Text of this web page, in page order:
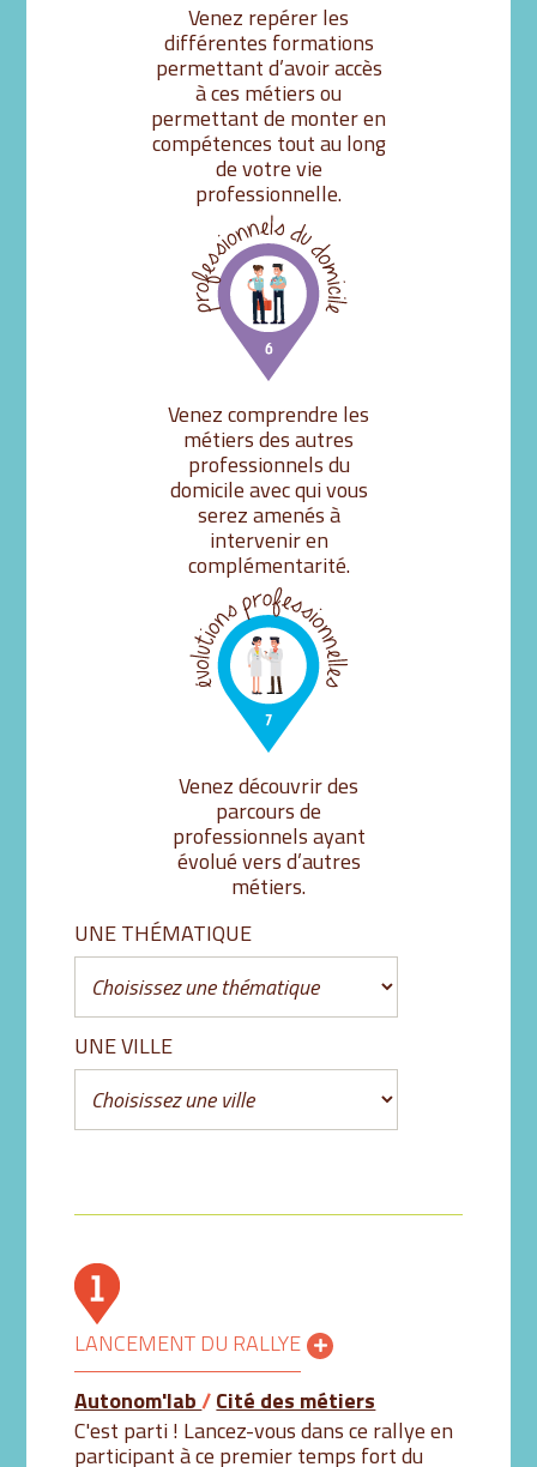
Venez repérer les
différentes formations
permettant d’avoir accès
à ces métiers ou
permettant de monter en
compétences tout au long
de votre vie
professionnelle.
Venez comprendre les
métiers des autres
professionnels du
domicile avec qui vous
serez amenés à
intervenir en
complémentarité.
Venez découvrir des
parcours de
professionnels ayant
évolué vers d’autres
métiers.
UNE THÉMATIQUE
UNE VILLE
LANCEMENT DU RALLYE
Autonom'lab/Cité des métiers
C'est parti ! Lancez-vous dans ce rallye en
participant à ce premier temps fort du